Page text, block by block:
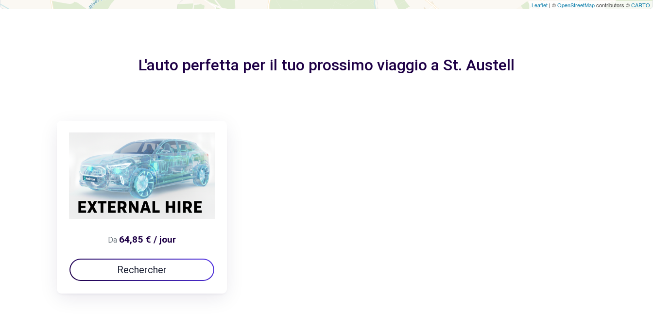
Leaflet | ©OpenStreetMapcontributors ©CARTO
L'auto perfetta per il tuo prossimo viaggio a St. Austell
Da 64,85 € / jour
Rechercher